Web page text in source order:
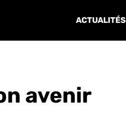
ACTUALITÉS
avenir